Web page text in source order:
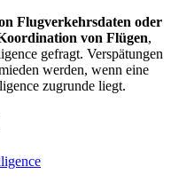
Flugverkehrsdaten oder
von Flügen,
gefragt. Verspätungen
werden, wenn eine
zugrunde liegt.